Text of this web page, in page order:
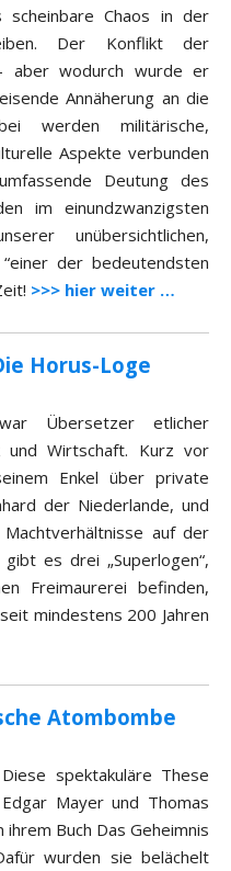
Chaos in der
Der Konflikt der
aber wodurch wurde er
Annäherung an die
werden militärische,
Aspekte verbunden
Deutung des
im einundzwanzigsten
unübersichtlichen,
der bedeutendsten
>>> hier weiter …
Horus-Loge
Übersetzer etlicher
und Wirtschaft. Kurz vor
Enkel über private
der Niederlande, und
auf der
es drei „Superlogen“,
Freimaurerei befinden,
mindestens 200 Jahren
Atombombe
spektakuläre These
Mayer und Thomas
Buch Das Geheimnis
wurden sie belächelt